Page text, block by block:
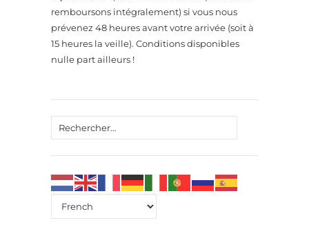
remboursons intégralement) si vous nous
prévenez 48 heures avant votre arrivée (soit à
15 heures la veille). Conditions disponibles
nulle part ailleurs !
Rechercher :